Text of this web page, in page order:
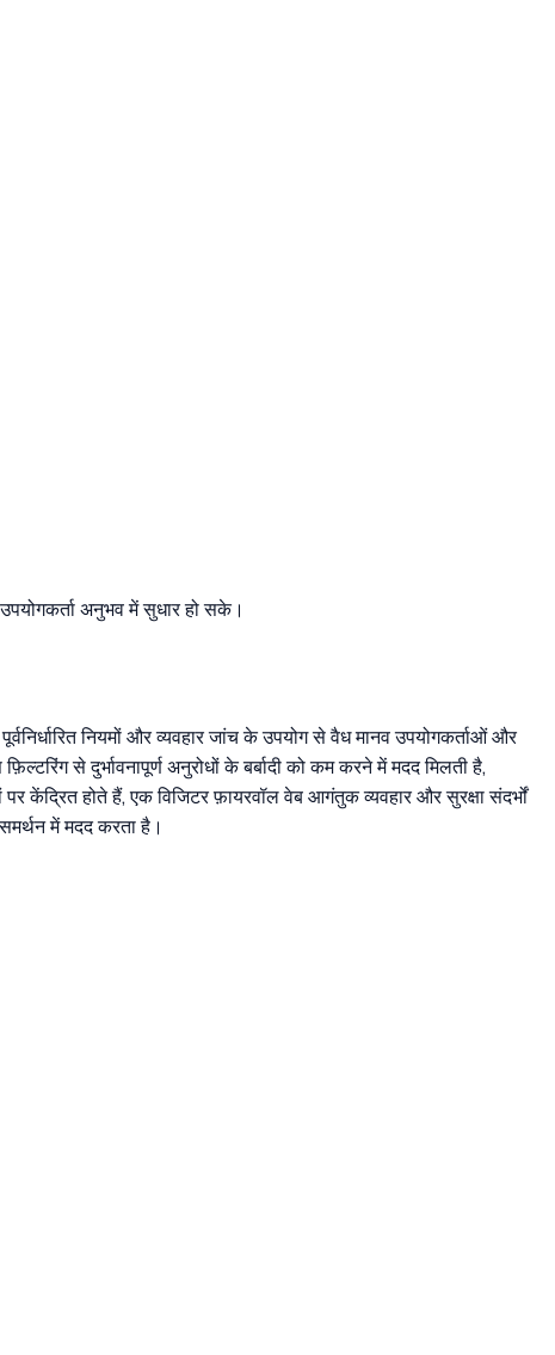
अनुभव में सुधार हो सके।
नियमों और व्यवहार जांच के उपयोग से वैध मानव उपयोगकर्ताओं और
से दुर्भावनापूर्ण अनुरोधों के बर्बादी को कम करने में मदद मिलती है,
केंद्रित होते हैं, एक विजिटर फ़ायरवॉल वेब आगंतुक व्यवहार और सुरक्षा संदर्भों
में मदद करता है।